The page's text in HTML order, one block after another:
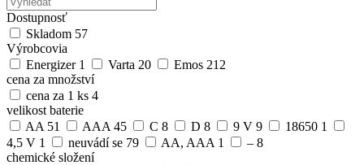
Dostupnosť
Skladom 57
Výrobcovia
Energizer 1 Varta 20 Emos 212
cena za množství
cena za 1 ks 4
velikost baterie
AA 51 AAA 45 C 8 D 8 9 V 9 18650 1
4,5 V 1 neuvádí se 79 AA, AAA 1 – 8
chemické složení